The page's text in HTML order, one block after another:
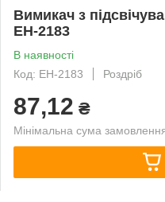
Вимикач з
EH-2183
В наявності
Код: EH-2183
Роздріб
87,12 ₴
Мінімальна сума